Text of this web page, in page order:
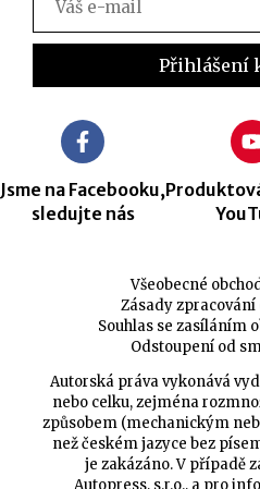
Jsme na Facebooku,
sledujte nás
Všeobecné
Zásady zpracování
Souhlas se zasíláním
Odstoupení od
Autorská práva vykonává
nebo celku, zejména
způsobem (mechanickým
než českém jazyce bez
je zakázáno. V případě